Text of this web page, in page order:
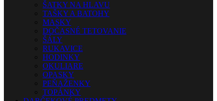
ŠATKY NA HLAVU
TAŠKY A BATOHY
MASKY
DOČASNÉ TETOVANIE
ŠÁLY
RUKAVICE
HODINKY
OKULIARE
OPASKY
PEŇAŽENKY
TOPÁNKY